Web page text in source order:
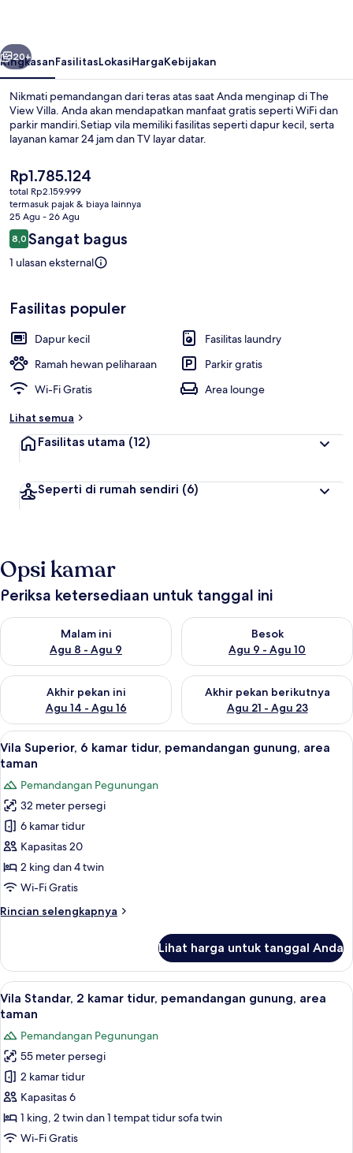
Berikutnya
20+
RingkasanFasilitasLokasiHargaKebijakan
Nikmati pemandangan dari teras atas saat Anda menginap di The
View Villa. Anda akan mendapatkan manfaat gratis seperti WiFi dan
parkir mandiri.Setiap vila memiliki fasilitas seperti dapur kecil, serta
layanan kamar 24 jam dan TV layar datar.
Harga
saat
ini
Rp1.785.124
Rp1.785.124
total Rp2.159.999
termasuk pajak & biaya lainnya
25 Agu - 26 Agu
Ulasan
8,08,0 dari 10
Sangat bagus
1 ulasan eksternal
Fasilitas populer
Dapur kecil
Fasilitas laundry
Ramah hewan peliharaan
Parkir gratis
Wi-Fi Gratis
Area lounge
Lihat semua
Fasilitas utama (12)
Seperti di rumah sendiri (6)
Opsi kamar
Periksa ketersediaan untuk tanggal ini
Malam ini
Agu 8 - Agu 9
Periksa ketersediaan untuk malam ini Agu 8 - Agu 9
Besok
Agu 9 - Agu 10
Periksa ketersediaan untuk
Akhir pekan ini
Agu 14 - Agu 16
Periksa ketersediaan untuk akhir pekan ini Agu 14 - Agu 16
Akhir pekan berikutnya
Agu 21 - Agu 23
Periksa ketersediaan untuk
Lihat
semua
untuk
Vila
Superior,
6
kamar
tidur,
gunung,
Vila Superior, 6 kamar tidur,
7
Vila Superior, 6 kamar tidur, pemandangan gunung, area
taman
Pemandangan Pegunungan
32 meter persegi
6 kamar tidur
Kapasitas 20
2 king dan 4 twin
Wi-Fi Gratis
Rincian selengkapnya
Rincian
Vila
Superior,
6
kamar
pemandangan
gunung,
area
taman
Lihat harga untuk tanggal Anda
Lihat
semua
untuk
Vila
Standar,
2
kamar
tidur,
Vila Standar, 2 kamar tidur,
10
Vila Standar, 2 kamar tidur, pemandangan gunung, area
taman
Pemandangan Pegunungan
55 meter persegi
2 kamar tidur
Kapasitas 6
1 king, 2 twin dan 1 tempat tidur sofa twin
Wi-Fi Gratis